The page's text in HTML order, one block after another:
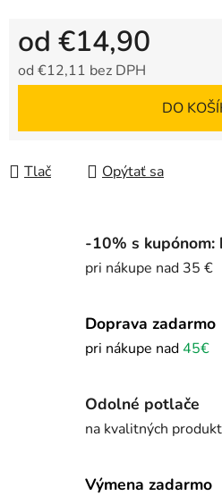
od €14,90
od €12,11 bez DPH
DO
Tlač Opýtať sa
-10% s kupónom:
pri nákupe nad 35 €
Doprava zadarmo
pri nákupe nad45€
Odolné potlače
na kvalitných
Výmena zadarmo